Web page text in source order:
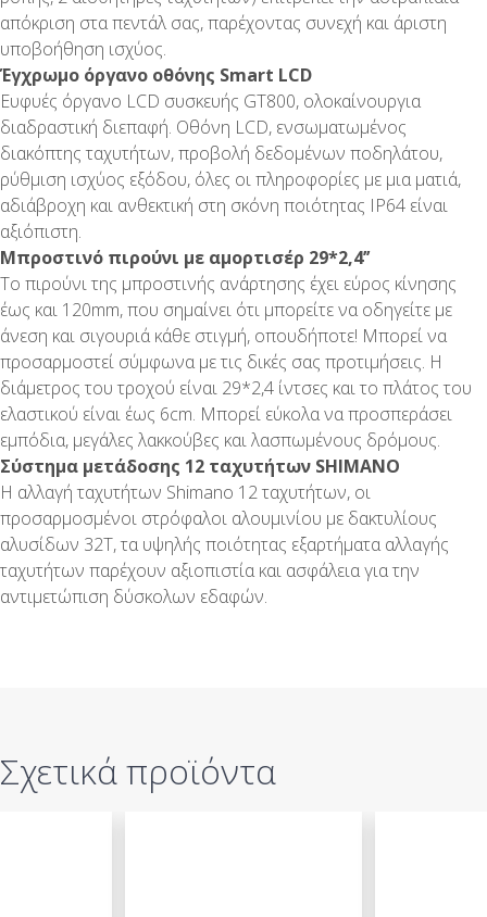
απόκριση στα πεντάλ σας, παρέχοντας συνεχή και άριστη
υποβοήθηση ισχύος.
Έγχρωμο όργανο οθόνης Smart LCD
Ευφυές όργανο LCD συσκευής GT800, ολοκαίνουργια
διαδραστική διεπαφή. Οθόνη LCD, ενσωματωμένος
διακόπτης ταχυτήτων, προβολή δεδομένων ποδηλάτου,
ρύθμιση ισχύος εξόδου, όλες οι πληροφορίες με μια ματιά,
αδιάβροχη και ανθεκτική στη σκόνη ποιότητας IP64 είναι
αξιόπιστη.
Μπροστινό πιρούνι με αμορτισέρ 29*2,4’’
Το πιρούνι της μπροστινής ανάρτησης έχει εύρος κίνησης
έως και 120mm, που σημαίνει ότι μπορείτε να οδηγείτε με
άνεση και σιγουριά κάθε στιγμή, οπουδήποτε! Μπορεί να
προσαρμοστεί σύμφωνα με τις δικές σας προτιμήσεις. Η
διάμετρος του τροχού είναι 29*2,4 ίντσες και το πλάτος του
ελαστικού είναι έως 6cm. Μπορεί εύκολα να προσπεράσει
εμπόδια, μεγάλες λακκούβες και λασπωμένους δρόμους.
Σύστημα μετάδοσης 12 ταχυτήτων SHIMANO
Η αλλαγή ταχυτήτων Shimano 12 ταχυτήτων, οι
προσαρμοσμένοι στρόφαλοι αλουμινίου με δακτυλίους
αλυσίδων 32Τ, τα υψηλής ποιότητας εξαρτήματα αλλαγής
ταχυτήτων παρέχουν αξιοπιστία και ασφάλεια για την
αντιμετώπιση δύσκολων εδαφών.
Σχετικά προϊόντα